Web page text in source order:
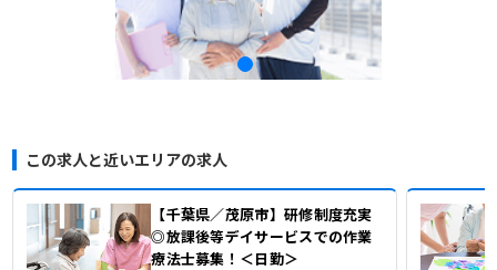
この求人と近いエリアの求人
【千葉県／茂原市】研修制度充実
◎放課後等デイサービスでの作業
療法士募集！＜日勤＞